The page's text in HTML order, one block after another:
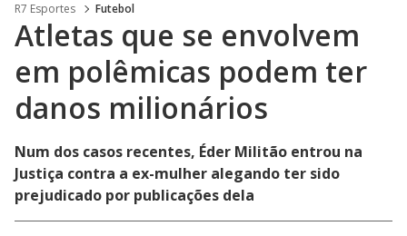
R7 Esportes Futebol
Atletas que se envolvem
em polêmicas podem ter
danos milionários
Num dos casos recentes, Éder Militão entrou na
Justiça contra a ex-mulher alegando ter sido
prejudicado por publicações dela